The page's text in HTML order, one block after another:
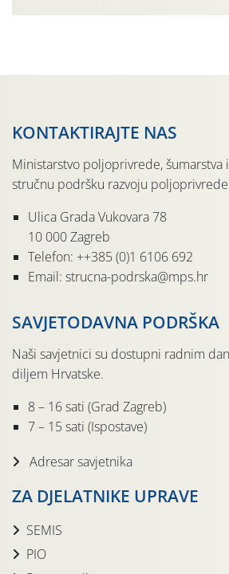
KONTAKTIRAJTE NAS
Ministarstvo poljoprivrede, šumarstva
stručnu podršku razvoju poljoprivrede
Ulica Grada Vukovara 78
10 000 Zagreb
Telefon: ++385 (0)1 6106 692
Email: strucna-podrska@mps.hr
SAVJETODAVNA PODRŠKA
Naši savjetnici su dostupni radnim
diljem Hrvatske.
8 – 16 sati (Grad Zagreb)
7 – 15 sati (Ispostave)
Adresar savjetnika
ZA DJELATNIKE UPRAVE
SEMIS
PIO